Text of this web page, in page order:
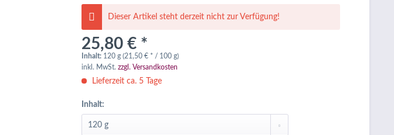
Dieser Artikel steht derzeit nicht zur Verfügung!
25,80 € *
Inhalt: 120 g (21,50 € * / 100 g)
inkl. MwSt.zzgl. Versandkosten
Lieferzeit ca. 5 Tage
Inhalt: